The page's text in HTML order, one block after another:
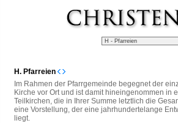
H. Pfarreien
Im Rahmen der Pfarrgemeinde begegnet der
Kirche vor Ort und ist damit hineingenommen in
Teilkirchen, die in Ihrer Summe letztlich die
eine Vorstellung, der eine jahrhundertelange
liegt.